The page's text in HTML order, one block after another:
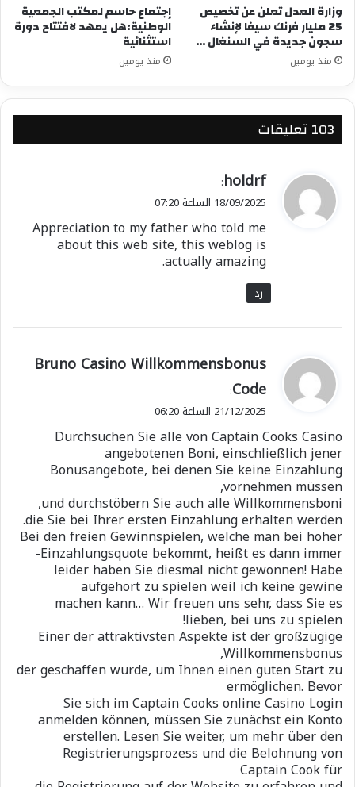
وزارة العدل تعلن عن تخصيص
25 مليار فرنك سيفا لإنشاء
سجون جديدة في السنغال …
منذ يومين
إجتماع حاسم لمكتب الجمعية
الوطنية:هل يمهد لافتتاح دورة
استثنائية
منذ يومين
‫103 تعليقات
ي
ق
ل
holdrf
:
18/09/2025 الساعة 07:20
Appreciation to my father who told me
about this web site, this weblog is
actually amazing.
رد
ي
و
ل
Bruno Casino Willkommensbonus
Code
:
21/12/2025 الساعة 06:20
Durchsuchen Sie alle von Captain Cooks Casino
angebotenen Boni, einschließlich jener
Bonusangebote, bei denen Sie keine Einzahlung
vornehmen müssen,
und durchstöbern Sie auch alle Willkommensboni,
die Sie bei Ihrer ersten Einzahlung erhalten werden.
Bei den freien Gewinnspielen, welche man bei hoher
Einzahlungsquote bekommt, heißt es dann immer-
leider haben Sie diesmal nicht gewonnen! Habe
aufgehort zu spielen weil ich keine gewine
machen kann… Wir freuen uns sehr, dass Sie es
lieben, bei uns zu spielen!
Einer der attraktivsten Aspekte ist der großzügige
Willkommensbonus,
der geschaffen wurde, um Ihnen einen guten Start zu
ermöglichen. Bevor
Sie sich im Captain Cooks online Casino Login
anmelden können, müssen Sie zunächst ein Konto
erstellen. Lesen Sie weiter, um mehr über den
Registrierungsprozess und die Belohnung von
Captain Cook für